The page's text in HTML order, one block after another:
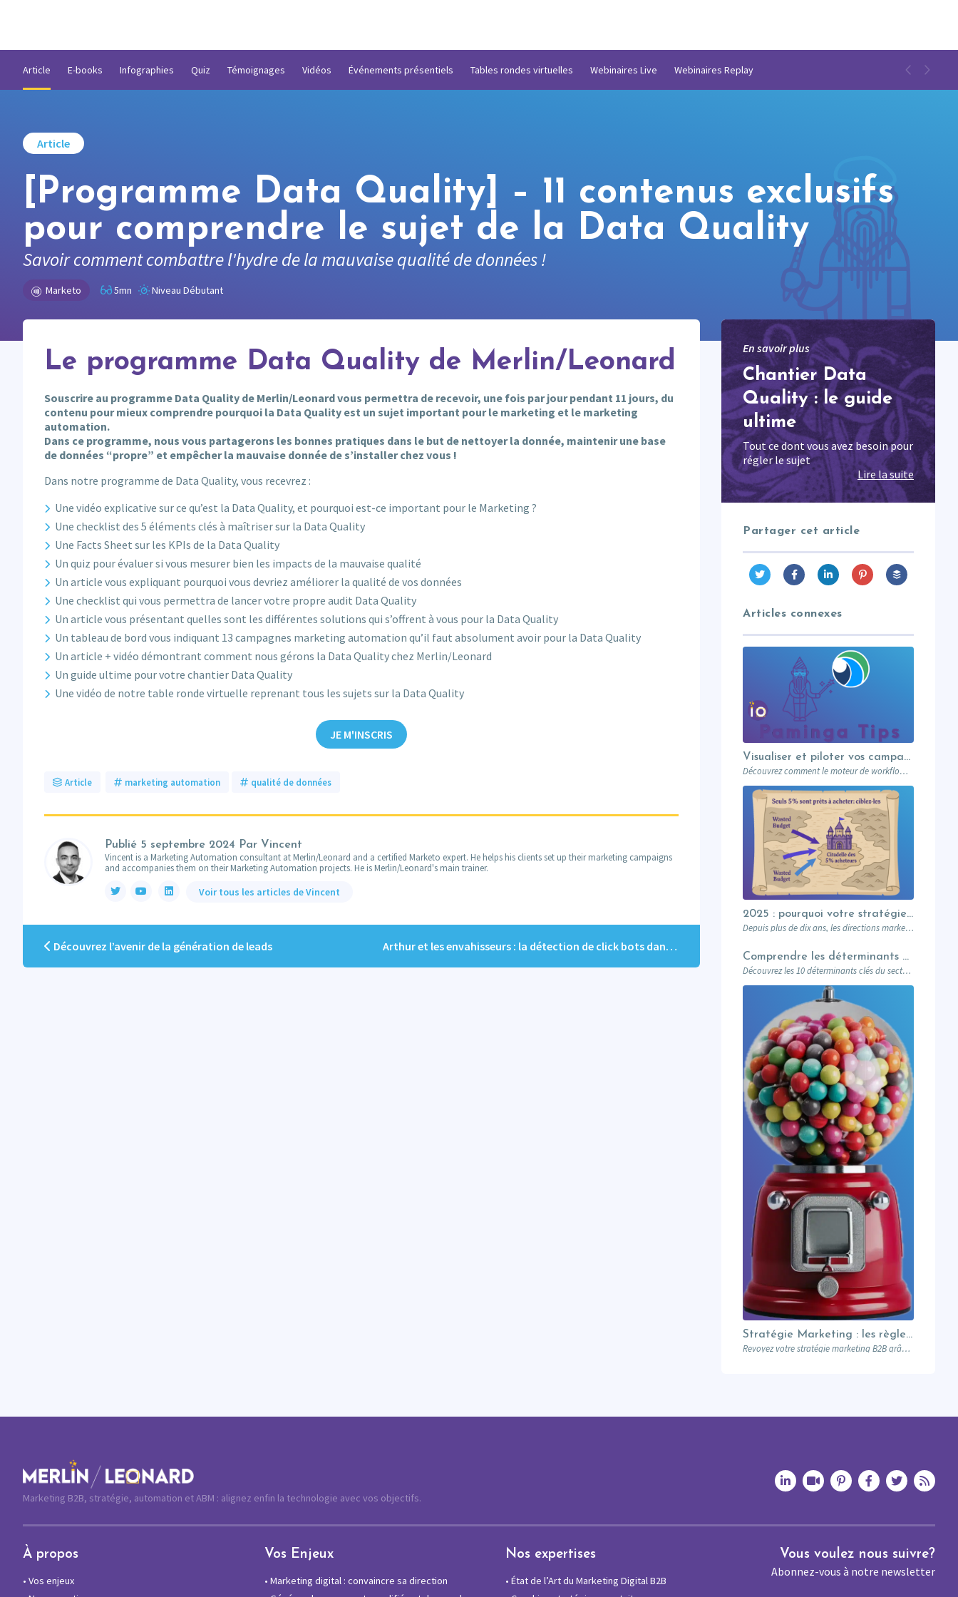
Article E-books Infographies Quiz Témoignages Vidéos Événements présentiels Tables rondes virtuelles Webinaires Live Webinaires Replay
Article
[Programme Data Quality] – 11 contenus exclusifs
pour comprendre le sujet de la Data Quality
Savoir comment combattre l'hydre de la mauvaise qualité de données !
Marketo 5mn Niveau Débutant
Le programme Data Quality de Merlin/Leonard
Souscrire au programme Data Quality de Merlin/Leonard vous permettra de recevoir, une fois par jour pendant 11 jours, du
contenu pour mieux comprendre pourquoi la Data Quality est un sujet important pour le marketing et le marketing
automation.
Dans ce programme, nous vous partagerons les bonnes pratiques dans le but de nettoyer la donnée, maintenir une base
de données “propre” et empêcher la mauvaise donnée de s’installer chez vous !
Dans notre programme de Data Quality, vous recevrez :
Une vidéo explicative sur ce qu’est la Data Quality, et pourquoi est-ce important pour le Marketing ?
Une checklist des 5 éléments clés à maîtriser sur la Data Quality
Une Facts Sheet sur les KPIs de la Data Quality
Un quiz pour évaluer si vous mesurer bien les impacts de la mauvaise qualité
Un article vous expliquant pourquoi vous devriez améliorer la qualité de vos données
Une checklist qui vous permettra de lancer votre propre audit Data Quality
Un article vous présentant quelles sont les différentes solutions qui s’offrent à vous pour la Data Quality
Un tableau de bord vous indiquant 13 campagnes marketing automation qu’il faut absolument avoir pour la Data Quality
Un article + vidéo démontrant comment nous gérons la Data Quality chez Merlin/Leonard
Un guide ultime pour votre chantier Data Quality
Une vidéo de notre table ronde virtuelle reprenant tous les sujets sur la Data Quality
JE M'INSCRIS
Article marketing automation qualité de données
Publié 5 septembre 2024 Par Vincent
Vincent is a Marketing Automation consultant at Merlin/Leonard and a certified Marketo expert. He helps his clients set up their marketing campaigns
and accompanies them on their Marketing Automation projects. He is Merlin/Leonard's main trainer.
Voir tous les articles de Vincent
Découvrez l’avenir de la génération de leads Arthur et les envahisseurs : la détection de click bots dans Marketo
En savoir plus
Chantier Data
Quality : le guide
ultime
Tout ce dont vous avez besoin pour
régler le sujet
Lire la suite
Partager cet article
Articles connexes
Visualiser et piloter vos campagnes avec les workflows graphiques Paminga.
Découvrez comment le moteur de workflows graphiques de Paminga vous permet de visualiser toute la logique de vos campagnes en un seul coup d’œil — branches conditionnelles, AB tests, waits et intégration Salesforce.
2025 : pourquoi votre stratégie de lead gen ne suffit plus (et comment l’Account-Based Marketing peut relancer vos performances)
Depuis plus de dix ans, les directions marketing B2B ont investi dans des plateformes…
Comprendre les déterminants du secteur de l’éducation et leurs impacts sur le marketing
Découvrez les 10 déterminants clés du secteur de l’éducation et leur impact sur le marketing : attentes des prospects, innovations digitales, impact sociétal, et stratégies pour des campagnes réussies. Un guide complet pour les professionnels du marketing éducatif.
Stratégie Marketing : les règles du Nouveau Manuel B2B selon Jon Miller
Revoyez votre stratégie marketing B2B grâce aux nouvelles règles établies par Jon Miller. Apprenez des erreurs du passé pour réussir dans un marché en constante évolution.
Marketing B2B, stratégie, automation et ABM : alignez enfin la technologie avec vos objectifs.
À propos
• Vos enjeux
Vos Enjeux
• Marketing digital : convaincre sa direction
Nos expertises
• État de l’Art du Marketing Digital B2B
Vous voulez nous suivre?
Abonnez-vous à notre newsletter